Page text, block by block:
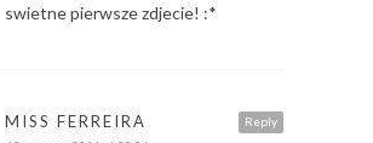
swietne pierwsze zdjecie! :*
Reply
MISS FERREIRA